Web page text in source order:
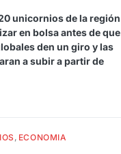
unicornios de la región
en bolsa antes de que
den un giro y las
a subir a partir de
ECONOMIA